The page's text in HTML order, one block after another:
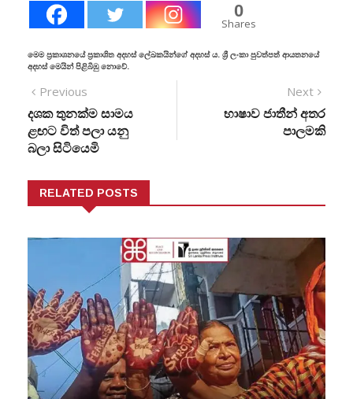
0
Shares
මෙම ප්‍රකාශනයේ ප්‍රකාශිත අදහස් ලේඛකයින්ගේ අදහස් ය. ශ්‍රී ලංකා පුවත්පත් ආයතනයේ
අදහස් මෙයින් පිළිබිඹු නොවේ.
Previous
දශක තුනක්ම සාමය
ළඟට විත් පලා යනු
බලා සිටියෙමි
Next
භාෂාව ජාතීන් අතර
පාලමකි
RELATED POSTS